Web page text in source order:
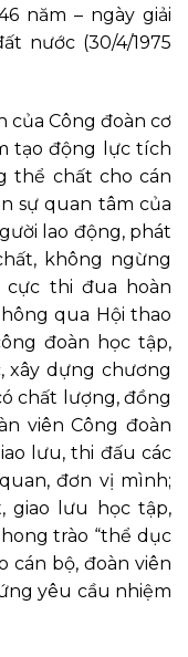
năm – ngày giải
nước (30/4/1975
Công đoàn cơ
tạo động lực tích
thể chất cho cán
sự quan tâm của
lao động, phát
không ngừng
thi đua hoàn
qua Hội thao
đoàn học tập,
xây dựng chương
chất lượng, đồng
viên Công đoàn
lưu, thi đấu các
đơn vị mình;
giao lưu học tập,
trào “thể dục
cán bộ, đoàn viên
yêu cầu nhiệm